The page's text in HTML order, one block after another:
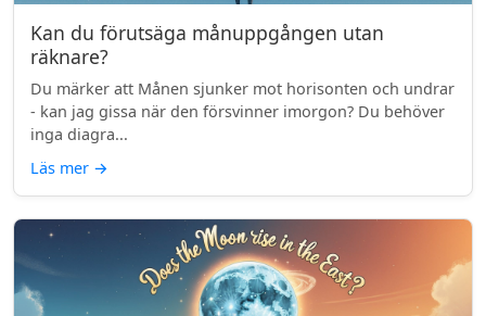
Kan du förutsäga månuppgången utan
räknare?
Du märker att Månen sjunker mot horisonten och undrar
- kan jag gissa när den försvinner imorgon? Du behöver
inga diagra...
Läs mer →